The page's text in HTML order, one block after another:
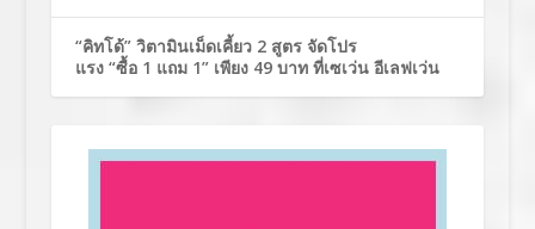
“คิทโด้” วิตามินเม็ดเคี้ยว 2 สูตร จัดโปร
แรง “ซื้อ 1 แถม 1” เพียง 49 บาท ที่เซเว่น อีเลฟเว่น